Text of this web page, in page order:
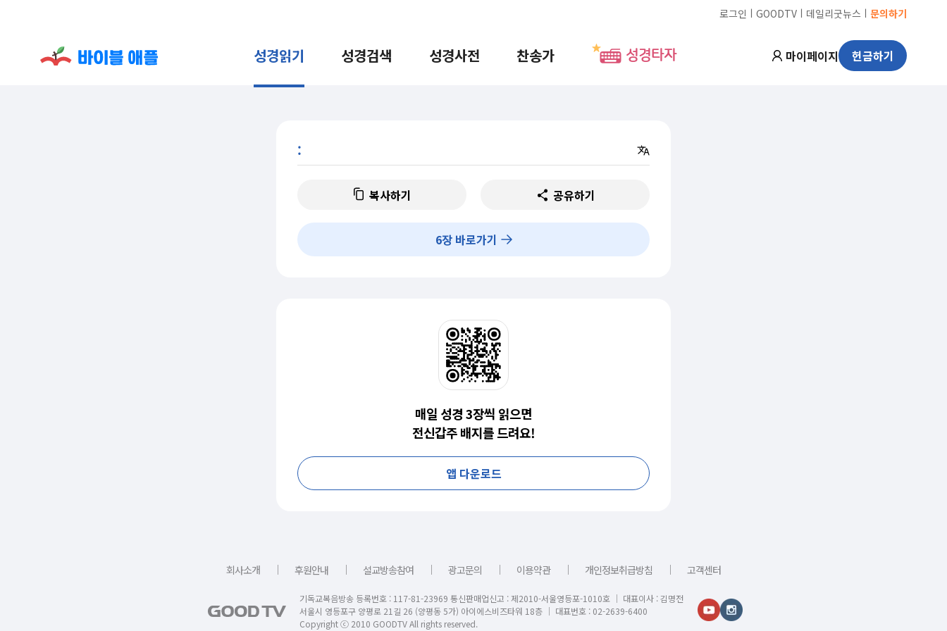
로그인 ㅣ GOODTV ㅣ 데일리굿뉴스 ㅣ 문의하기
성경읽기 성경검색 성경사전 찬송가 성경타자 마이페이지 헌금하기
:
복사하기 공유하기
6장 바로가기
매일 성경 3장씩 읽으면
전신갑주 배지를 드려요!
앱 다운로드
회사소개 ｜ 후원안내 ｜ 설교방송참여 ｜ 광고문의 ｜ 이용약관 ｜ 개인정보취급방침 ｜ 고객센터
기독교복음방송 등록번호 : 117-81-23969 통신판매업신고 : 제2010-서울영등포-1010호 │ 대표이사 : 김명전
서울시 영등포구 양평로 21길 26 (양평동 5가) 아이에스비즈타워 18층 │ 대표번호 : 02-2639-6400
Copyright ⓒ 2010 GOODTV All rights reserved.